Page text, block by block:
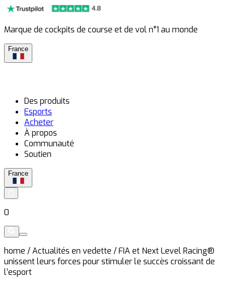
Marque de cockpits de course et de vol n°1 au monde
France
Des produits
Esports
Acheter
À propos
Communauté
Soutien
France
0
home /Actualités en vedette /FIA et Next Level Racing®
unissent leurs forces pour stimuler le succès croissant de
l’esport